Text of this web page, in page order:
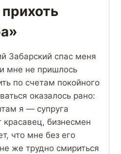
Забарский спас меня
мне не пришлось
по счетам покойного
оказалось рано:
я — супруга
красавец, бизнесмен
что мне без его
же трудно смириться